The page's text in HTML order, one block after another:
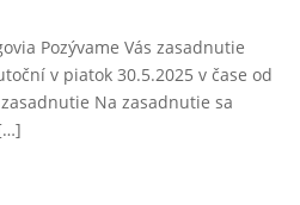
Pozývame Vás zasadnutie
v piatok 30.5.2025 v čase od
Na zasadnutie sa